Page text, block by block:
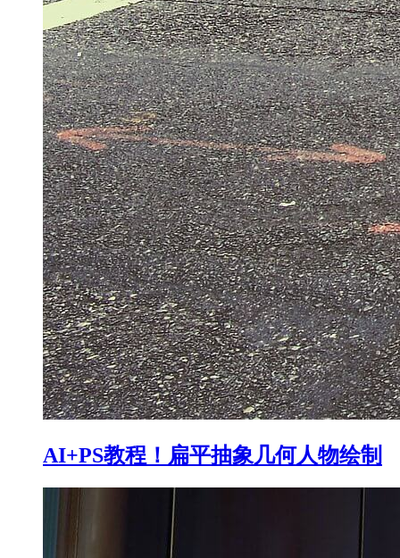
AI+PS教程！扁平抽象几何人物绘制